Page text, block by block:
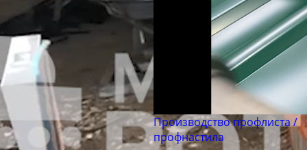
Труба бесшовная 325
Труба бесшовная 330
Труба бесшовная 351
Труба бесшовная 377
Труба бесшовная 402
Труба бесшовная 426
Труба бесшовная 450
Производство профлиста /
профнастила